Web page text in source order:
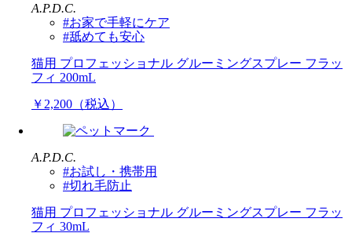
A.P.D.C.
#お家で手軽にケア
#舐めても安心
猫用 プロフェッショナル グルーミングスプレー フラッ
フィ 200mL
￥2,200（税込）
A.P.D.C.
#お試し・携帯用
#切れ毛防止
猫用 プロフェッショナル グルーミングスプレー フラッ
フィ 30mL